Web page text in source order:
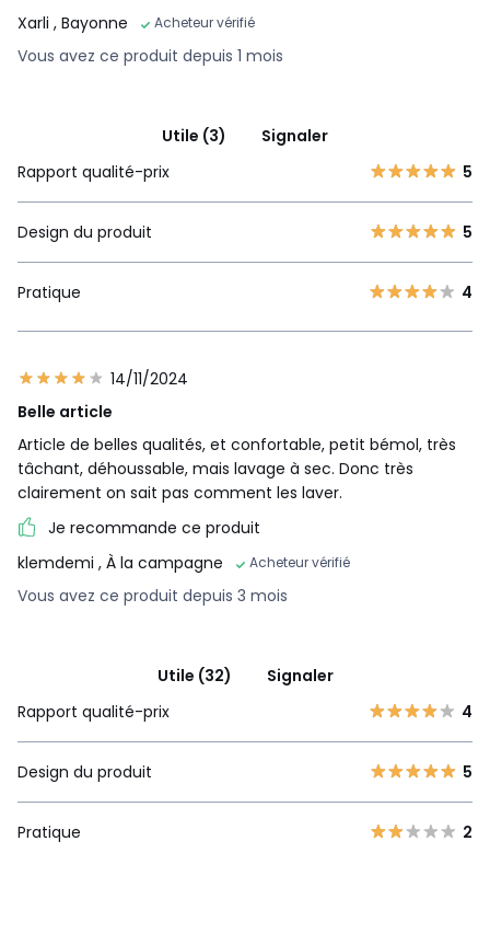
Xarli , Bayonne Acheteur vérifié
Vous avez ce produit depuis 1 mois
Utile (3)
Signaler
Rapport qualité-prix
5
Design du produit 5
Pratique 4
14/11/2024
Belle article
Article de belles qualités, et confortable, petit bémol, très
tâchant, déhoussable, mais lavage à sec. Donc très
clairement on sait pas comment les laver.
Je recommande ce produit
klemdemi , À la campagne Acheteur vérifié
Vous avez ce produit depuis 3 mois
Utile (32)
Signaler
Rapport qualité-prix
4
Design du produit 5
Pratique 2